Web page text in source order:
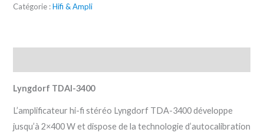
Catégorie :Hifi & Ampli
Lyngdorf TDAI-3400
L’amplificateur hi-fi stéréo Lyngdorf TDA-3400 développe
jusqu’à 2×400 W et dispose de la technologie d’autocalibration